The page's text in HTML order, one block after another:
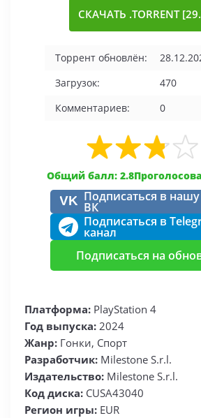
СКАЧАТЬ .TORRENT
Торрент обновлён:
Загрузок:
470
Комментариев:
0
Общий балл: 2.8
VK Подписаться в нашу
ВК
Подписаться в
канал
Подписаться на
Платформа: PlayStation 4
Год выпуска: 2024
Жанр: Гонки, Спорт
Разработчик: Milestone S.r.l.
Издательство: Milestone S.r.l.
Код диска: CUSA43040
Регион игры: EUR